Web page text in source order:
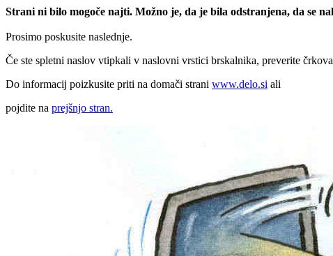
Strani ni bilo mogoče najti. Možno je, da je bila odstranjena, da se
Prosimo poskusite naslednje.
Če ste spletni naslov vtipkali v naslovni vrstici brskalnika, preverite
Do informacij poizkusite priti na domači strani www.delo.si ali
pojdite na prejšnjo stran.